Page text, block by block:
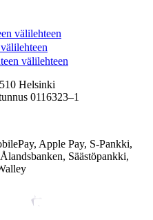
välilehteen
välilehteen
Helsinki
0116323–1
Apple Pay, S-Pankki,
Säästöpankki,